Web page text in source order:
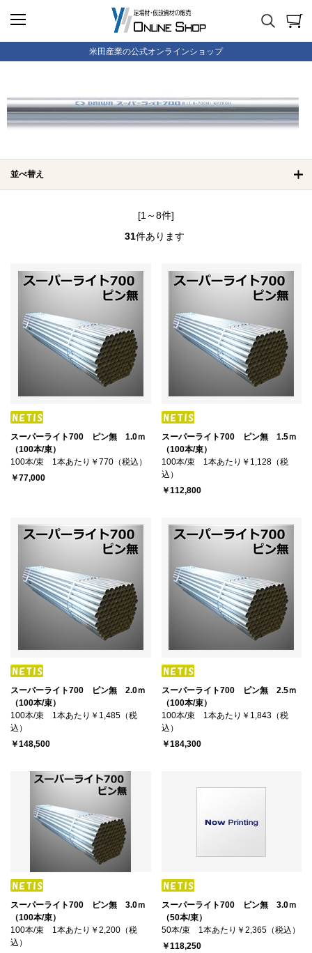
米田産業の公式オンラインショップ
並べ替え
[1～8件]
31件あります
スーパーライト700 ピン無 1.0ｍ
（100本/束）
100本/束 1本あたり￥770（税込）
￥77,000
スーパーライト700 ピン無 1.5ｍ
（100本/束）
100本/束 1本あたり￥1,128（税
込）
￥112,800
スーパーライト700 ピン無 2.0ｍ
（100本/束）
100本/束 1本あたり￥1,485（税
込）
￥148,500
スーパーライト700 ピン無 2.5ｍ
（100本/束）
100本/束 1本あたり￥1,843（税
込）
￥184,300
スーパーライト700 ピン無 3.0ｍ
（100本/束）
100本/束 1本あたり￥2,200（税
込）
スーパーライト700 ピン無 3.0ｍ
（50本/束）
50本/束 1本あたり￥2,365（税込）
￥118,250